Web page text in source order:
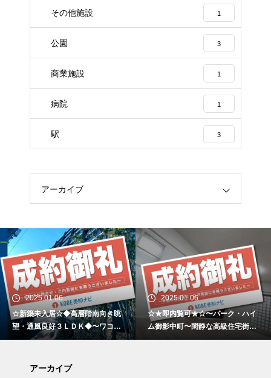
その他施設 1
公園 3
商業施設 1
病院 1
駅 3
アーカイブ
2025.01.06
☆新築未入居☆◆高層階南向き眺
望・通風良好３ＬＤＫ◆〜ワコー
レシティ神戸元町〜
2025.01.06
☆★即内覧可★☆〜パーク・ハイ
ム御影中町〜閑静な高級住宅街と
大型商業施設の利便性が両立した
アーカイブ